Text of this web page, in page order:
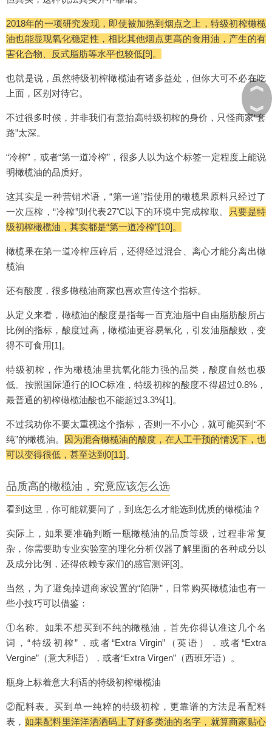
2018年的一项研究发现，即使被加热到烟点之上，特级初榨橄榄
油也能显现氧化稳定性，相比其他烟点更高的食用油，产生的有
害化合物、反式脂肪等水平也较低[9]。
也就是说，虽然特级初榨橄榄油有诸多益处，但你大可不必在吃
上面，区别对待它。
不过很多时候，并非我们有意抬高特级初榨的身价，只怪商家“套
路”太深。
“冷榨”，或者“第一道冷榨”，很多人以为这个标签一定程度上能说
明橄榄油的品质好。
这其实是一种营销术语，“第一道”指使用的橄榄果原料只经过了
一次压榨，“冷榨”则代表27℃以下的环境中完成榨取。
只要是特
级初榨橄榄油，其实都是“第一道冷榨”[10]。
橄榄果在第一道冷榨压碎后，还得经过混合、离心才能分离出橄
榄油
还有酸度，很多橄榄油商家也喜欢宣传这个指标。
从定义来看，橄榄油的酸度是指每一百克油脂中自由脂肪酸所占
比例的指标，酸度过高，橄榄油更容易氧化，引发油脂酸败，变
得不可食用[1]。
特级初榨，作为橄榄油里抗氧化能力强的品类，酸度自然也极
低。按照国际通行的IOC标准，特级初榨的酸度不得超过0.8%，
最普通的初榨橄榄油酸也不能超过3.3%[1]。
不过我劝你不要太重视这个指标，否则一不小心，就可能买到“不
纯”的橄榄油。 因为混合橄榄油的酸度，在人工干预的情况下，也
可以变得很低，甚至达到0[11]。
品质高的橄榄油，究竟应该怎么选
看到这里，你可能就要问了，到底怎么才能选到优质的橄榄油？
实际上，如果要准确判断一瓶橄榄油的品质等级，过程非常复
杂，你需要助专业实验室的理化分析仪器了解里面的各种成分以
及成分比例，还得依赖专家们的感官测评[3]。
当然，为了避免掉进商家设置的“陷阱”，日常购买橄榄油也有一
些小技巧可以借鉴：
①名称。如果不想买到不纯的橄榄油，首先你得认准这几个名
词，“特级初榨”，或者“Extra Virgin”（英语），或者“Extra
Vergine”（意大利语），或者“Extra Virgen”（西班牙语）。
瓶身上标着意大利语的特级初榨橄榄油
②配料表。买到单一纯粹的特级初榨，更靠谱的方法是看配料
表， 如果配料里洋洋洒洒码上了好多类油的名字，就算商家贴心
︽
︾